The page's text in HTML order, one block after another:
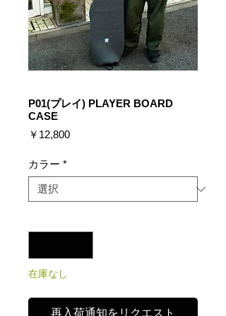
P01(プレイ) PLAYER BOARD
CASE
￥12,800価
カラー *
在庫なし
再入荷通知をリクエスト